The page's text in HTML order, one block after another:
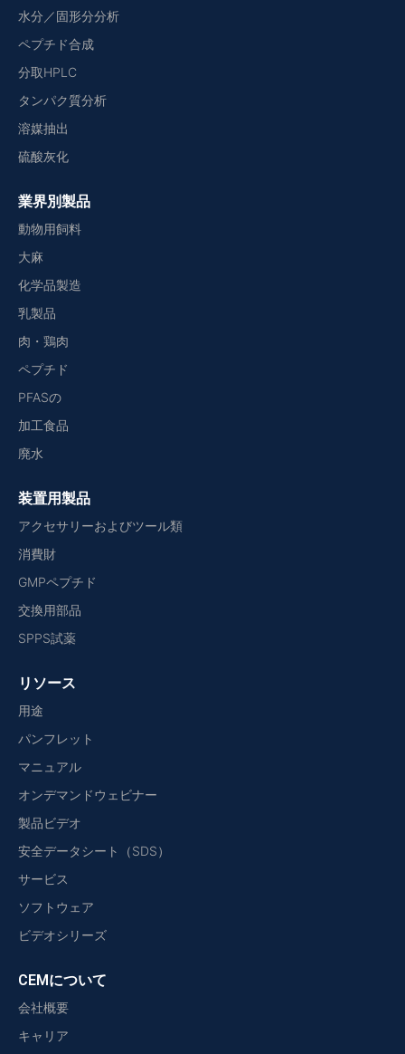
水分／固形分分析
ペプチド合成
分取HPLC
タンパク質分析
溶媒抽出
硫酸灰化
業界別製品
動物用飼料
大麻
化学品製造
乳製品
肉・鶏肉
ペプチド
PFASの
加工食品
廃水
装置用製品
アクセサリーおよびツール類
消費財
GMPペプチド
交換用部品
SPPS試薬
リソース
用途
パンフレット
マニュアル
オンデマンドウェビナー
製品ビデオ
安全データシート（SDS）
サービス
ソフトウェア
ビデオシリーズ
CEMについて
会社概要
キャリア